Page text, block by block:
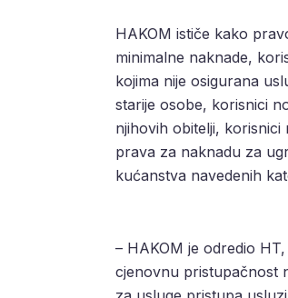
HAKOM ističe kako
minimalne naknade,
kojima nije osigurana
starije osobe, korisnici
njihovih obitelji,
prava za naknadu za
kućanstva navedenih
– HAKOM je odredio
cjenovnu pristupačnost